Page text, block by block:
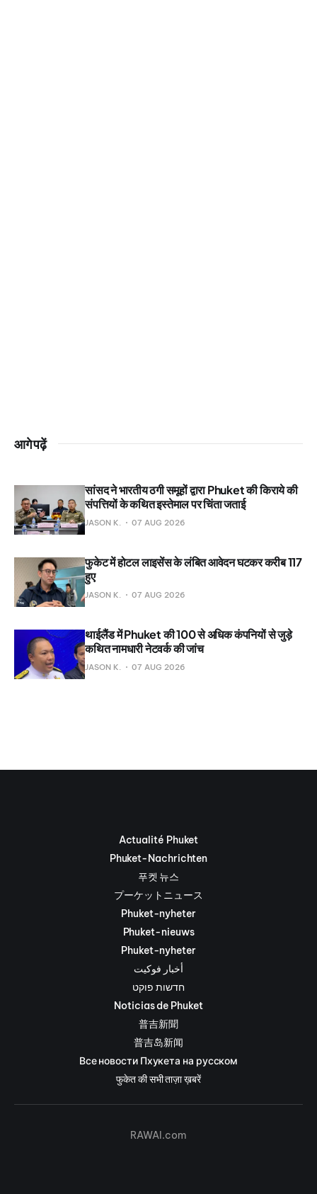
आगे पढ़ें
सांसद ने भारतीय ठगी समूहों द्वारा Phuket की किराये की
संपत्तियों के कथित इस्तेमाल पर चिंता जताई
JASON K. 07 AUG 2026
फुकेट में होटल लाइसेंस के लंबित आवेदन घटकर करीब 117
हुए
JASON K. 07 AUG 2026
थाईलैंड में Phuket की 100 से अधिक कंपनियों से जुड़े
कथित नामधारी नेटवर्क की जांच
JASON K. 07 AUG 2026
Actualité Phuket
Phuket-Nachrichten
푸켓 뉴스
プーケットニュース
Phuket-nyheter
Phuket-nieuws
Phuket-nyheter
أخبار فوكيت
חדשות פוקט
Noticias de Phuket
普吉新聞
普吉岛新闻
Все новости Пхукета на русском
फुकेत की सभी ताज़ा ख़बरें
RAWAI.com